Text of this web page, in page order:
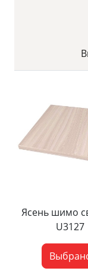
Ясень шимо
U3127